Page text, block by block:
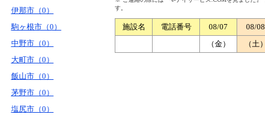
伊那市（0）
駒ヶ根市（0）
中野市（0）
大町市（0）
飯山市（0）
茅野市（0）
塩尻市（0）
す。
施設名 電話番号 08/07
08/08
（金）
（土